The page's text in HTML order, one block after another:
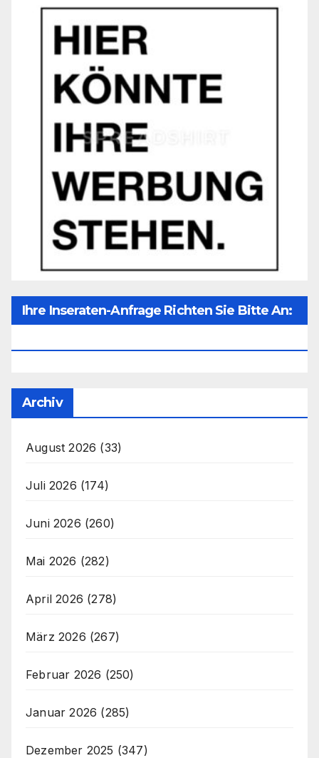
Ihre Inseraten-Anfrage Richten Sie Bitte An:
Archiv
August 2026 (33)
Juli 2026 (174)
Juni 2026 (260)
Mai 2026 (282)
April 2026 (278)
März 2026 (267)
Februar 2026 (250)
Januar 2026 (285)
Dezember 2025 (347)